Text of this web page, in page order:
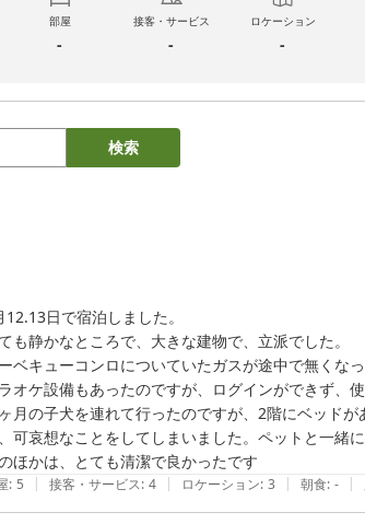
部屋
-
接客・サービス
-
ロケーション
-
検索
12.13日で宿泊しました。
も静かなところで、大きな建物で、立派でした。
ベキューコンロについていたガスが途中で無くな
オケ設備もあったのですが、ログインができず、
月の子犬を連れて行ったのですが、2階にベッド
可哀想なことをしてしまいました。ペットと一緒
ほかは、とても清潔で良かったです
: 5 | 接客・サービス: 4 | ロケーション: 3 | 朝食: - |